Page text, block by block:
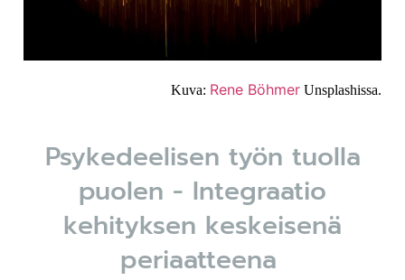
Kuva: Rene Böhmer Unsplashissa.
Psykedeelisen työn tuolla
puolen - Integraatio
kehityksen keskeisenä
periaatteena